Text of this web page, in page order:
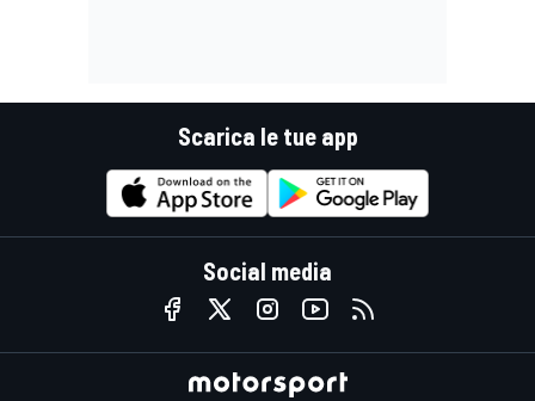
Scarica le tue app
Social media